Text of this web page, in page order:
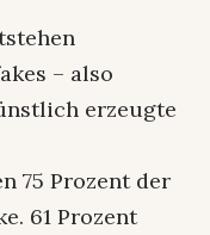
– also
erzeugte
75 Prozent der
61 Prozent